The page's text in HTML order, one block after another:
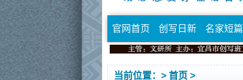
官网首页 创写日新 名家短篇
当前位置：> 首页 >